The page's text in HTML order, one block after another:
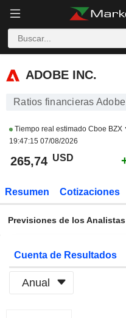
ADOBE INC.
ADOBE INC.
Ratios financieras
Tiempo real estimado Cboe BZX
19:47:15 07/08/2026
265,74 USD
Resumen Cotizaciones
Previsiones de los Analistas
Cuenta de Resultados
Anual